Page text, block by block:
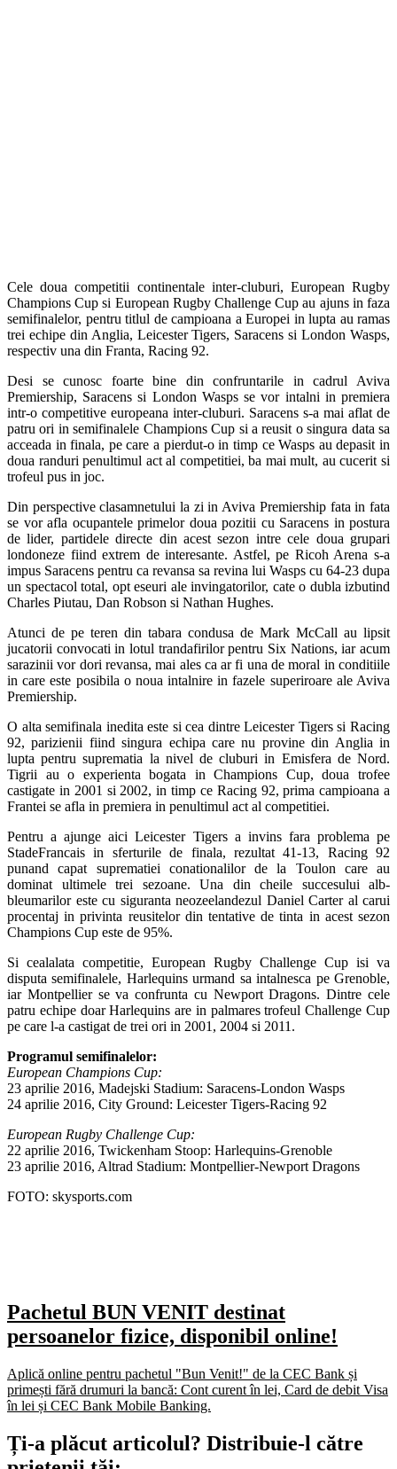
Cele doua competitii continentale inter-cluburi, European Rugby
Champions Cup si European Rugby Challenge Cup au ajuns in faza
semifinalelor, pentru titlul de campioana a Europei in lupta au ramas
trei echipe din Anglia, Leicester Tigers, Saracens si London Wasps,
respectiv una din Franta, Racing 92.
Desi se cunosc foarte bine din confruntarile in cadrul Aviva
Premiership, Saracens si London Wasps se vor intalni in premiera
intr-o competitive europeana inter-cluburi. Saracens s-a mai aflat de
patru ori in semifinalele Champions Cup si a reusit o singura data sa
acceada in finala, pe care a pierdut-o in timp ce Wasps au depasit in
doua randuri penultimul act al competitiei, ba mai mult, au cucerit si
trofeul pus in joc.
Din perspective clasamnetului la zi in Aviva Premiership fata in fata
se vor afla ocupantele primelor doua pozitii cu Saracens in postura
de lider, partidele directe din acest sezon intre cele doua grupari
londoneze fiind extrem de interesante. Astfel, pe Ricoh Arena s-a
impus Saracens pentru ca revansa sa revina lui Wasps cu 64-23 dupa
un spectacol total, opt eseuri ale invingatorilor, cate o dubla izbutind
Charles Piutau, Dan Robson si Nathan Hughes.
Atunci de pe teren din tabara condusa de Mark McCall au lipsit
jucatorii convocati in lotul trandafirilor pentru Six Nations, iar acum
sarazinii vor dori revansa, mai ales ca ar fi una de moral in conditiile
in care este posibila o noua intalnire in fazele superiroare ale Aviva
Premiership.
O alta semifinala inedita este si cea dintre Leicester Tigers si Racing
92, parizienii fiind singura echipa care nu provine din Anglia in
lupta pentru suprematia la nivel de cluburi in Emisfera de Nord.
Tigrii au o experienta bogata in Champions Cup, doua trofee
castigate in 2001 si 2002, in timp ce Racing 92, prima campioana a
Frantei se afla in premiera in penultimul act al competitiei.
Pentru a ajunge aici Leicester Tigers a invins fara problema pe
StadeFrancais in sferturile de finala, rezultat 41-13, Racing 92
punand capat suprematiei conationalilor de la Toulon care au
dominat ultimele trei sezoane. Una din cheile succesului alb-
bleumarilor este cu siguranta neozeelandezul Daniel Carter al carui
procentaj in privinta reusitelor din tentative de tinta in acest sezon
Champions Cup este de 95%.
Si cealalata competitie, European Rugby Challenge Cup isi va
disputa semifinalele, Harlequins urmand sa intalnesca pe Grenoble,
iar Montpellier se va confrunta cu Newport Dragons. Dintre cele
patru echipe doar Harlequins are in palmares trofeul Challenge Cup
pe care l-a castigat de trei ori in 2001, 2004 si 2011.
Programul semifinalelor:
European Champions Cup:
23 aprilie 2016, Madejski Stadium: Saracens-London Wasps
24 aprilie 2016, City Ground: Leicester Tigers-Racing 92
European Rugby Challenge Cup:
22 aprilie 2016, Twickenham Stoop: Harlequins-Grenoble
23 aprilie 2016, Altrad Stadium: Montpellier-Newport Dragons
FOTO: skysports.com
Pachetul BUN VENIT destinat
persoanelor fizice, disponibil online!
Aplică online pentru pachetul "Bun Venit!" de la CEC Bank și
primești fără drumuri la bancă: Cont curent în lei, Card de debit Visa
în lei și CEC Bank Mobile Banking.​
Ți-a plăcut articolul? Distribuie-l către